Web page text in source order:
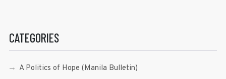
CATEGORIES
A Politics of Hope (Manila Bulletin)